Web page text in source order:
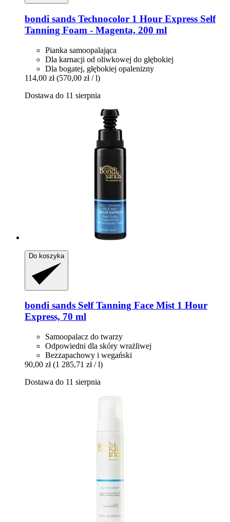
bondi sands Technocolor 1 Hour Express Self
Tanning Foam -​ Magenta, 200 ml
Pianka samoopalająca
Dla karnacji od oliwkowej do głębokiej
Dla bogatej, głębokiej opalenizny
114,00 zł (570,00 zł / l)
Dostawa do 11 sierpnia
Do koszyka
bondi sands Self Tanning Face Mist 1 Hour
Express, 70 ml
Samoopalacz do twarzy
Odpowiedni dla skóry wrażliwej
Bezzapachowy i wegański
90,00 zł (1 285,71 zł / l)
Dostawa do 11 sierpnia